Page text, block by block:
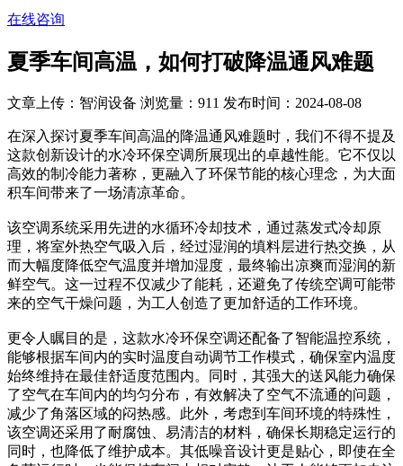
在线咨询
夏季车间高温，如何打破降温通风难题
文章上传：智润设备 浏览量：911 发布时间：2024-08-08
在深入探讨夏季车间高温的降温通风难题时，我们不得不提及
这款创新设计的水冷环保空调所展现出的卓越性能。它不仅以
高效的制冷能力著称，更融入了环保节能的核心理念，为大面
积车间带来了一场清凉革命。
该空调系统采用先进的水循环冷却技术，通过蒸发式冷却原
理，将室外热空气吸入后，经过湿润的填料层进行热交换，从
而大幅度降低空气温度并增加湿度，最终输出凉爽而湿润的新
鲜空气。这一过程不仅减少了能耗，还避免了传统空调可能带
来的空气干燥问题，为工人创造了更加舒适的工作环境。
更令人瞩目的是，这款水冷环保空调还配备了智能温控系统，
能够根据车间内的实时温度自动调节工作模式，确保室内温度
始终维持在最佳舒适度范围内。同时，其强大的送风能力确保
了空气在车间内的均匀分布，有效解决了空气不流通的问题，
减少了角落区域的闷热感。此外，考虑到车间环境的特殊性，
该空调还采用了耐腐蚀、易清洁的材料，确保长期稳定运行的
同时，也降低了维护成本。其低噪音设计更是贴心，即使在全